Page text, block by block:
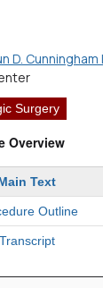
D. Cunningham
Surgery
Overview
Text
Outline
Transcript